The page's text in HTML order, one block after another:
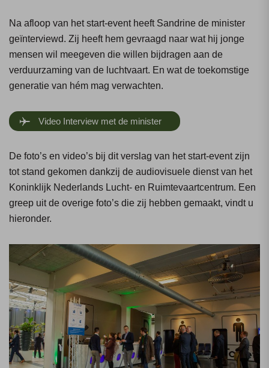
Na afloop van het start-event heeft Sandrine de minister
geïnterviewd. Zij heeft hem gevraagd naar wat hij jonge
mensen wil meegeven die willen bijdragen aan de
verduurzaming van de luchtvaart. En wat de toekomstige
generatie van hém mag verwachten.
Video Interview met de minister
De foto’s en video’s bij dit verslag van het start-event zijn
tot stand gekomen dankzij de audiovisuele dienst van het
Koninklijk Nederlands Lucht- en Ruimtevaartcentrum. Een
greep uit de overige foto’s die zij hebben gemaakt, vindt u
hieronder.